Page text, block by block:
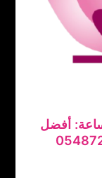
استرخاء منزلية بالرياض 24 ساعة: أفضل